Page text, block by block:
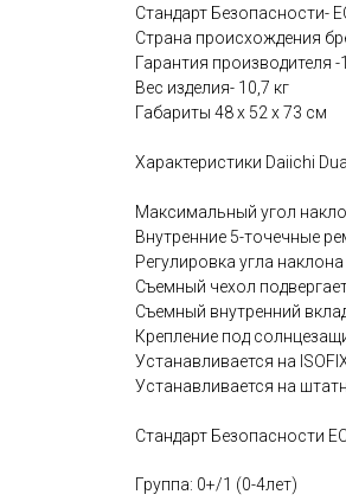
Стандарт Безопасности-
Страна происхождения
Гарантия производителя -
Вес изделия- 10,7 кг
Габариты 48 x 52 x 73 см
Характеристики Daiichi
Максимальный угол
Внутренние 5-точечные
Регулировка угла
Съемный чехол
Съемный внутренний
Крепление под
Устанавливается на
Устанавливается на
Стандарт Безопасности
Группа: 0+/1 (0-4лет)